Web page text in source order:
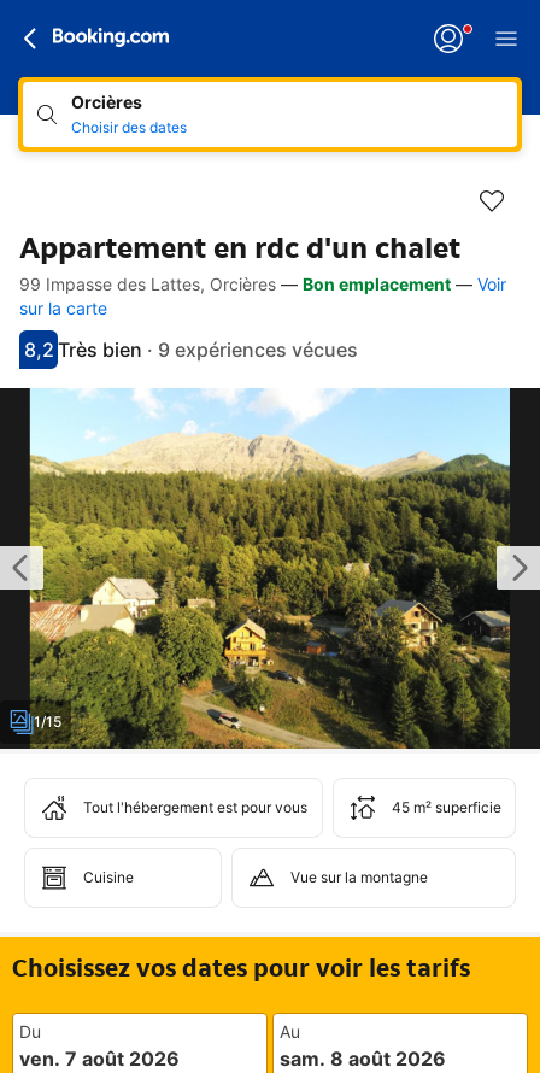
Orcières
Choisir des dates
Appartement en rdc d'un chalet
Accès rapides
Aller à la description
Aller aux équipements
Aller aux hébergements
Aller aux conditions
99 Impasse des Lattes, Orcières — Bon emplacement — Voir
sur la carte
Avec une note de 8.2
8,2
très bienTrès bien · 9 expériences vécues
1/15
Tout l'hébergement est pour vous 45 m² superficie
Cuisine Vue sur la montagne
Choisissez vos dates pour voir les tarifs
Du
ven. 7 août 2026
Au
sam. 8 août 2026